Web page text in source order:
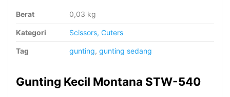
Berat 0,03 kg
Kategori Scissors, Cuters
Tag gunting, gunting sedang
Gunting Kecil Montana STW-540